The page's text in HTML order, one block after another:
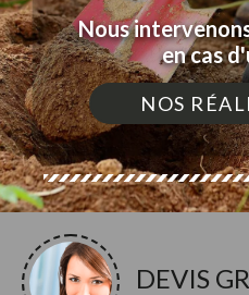
Nous
en cas
NOS
DEVIS